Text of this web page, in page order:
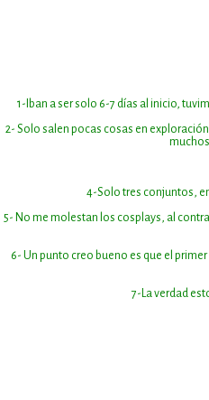
1-Iban a ser solo 6-7 días al inicio,
2- Solo salen pocas cosas en
4-Solo tres conjuntos,
5- No me molestan los cosplays, al
6- Un punto creo bueno es que el
7-La verdad